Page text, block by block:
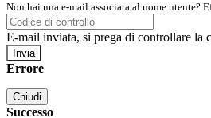
Non hai una e-mail associata al nome utente?
E-mail inviata, si prega di controllare la
Errore
Chiudi
Successo